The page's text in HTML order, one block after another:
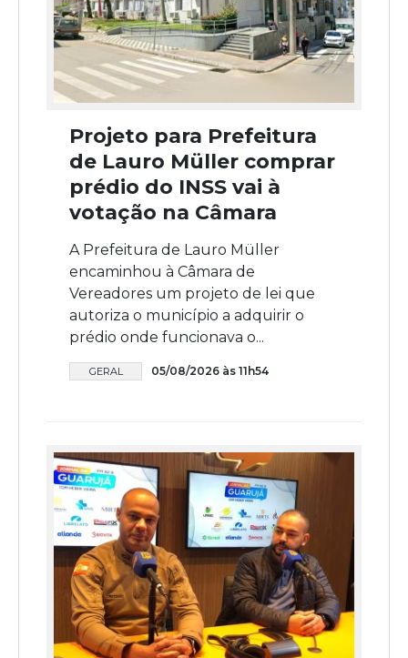
Projeto para Prefeitura
de Lauro Müller comprar
prédio do INSS vai à
votação na Câmara
A Prefeitura de Lauro Müller
encaminhou à Câmara de
Vereadores um projeto de lei que
autoriza o município a adquirir o
prédio onde funcionava o...
GERAL 05/08/2026 às 11h54